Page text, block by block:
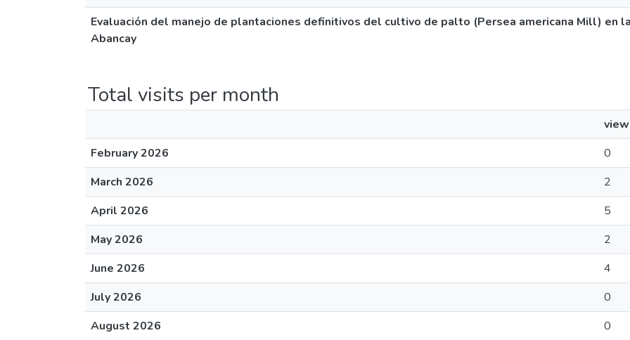
Evaluación del manejo de plantaciones definitivos del cultivo de palto (Persea americana Mill) en
Abancay
Total visits per month
February 2026
0
March 2026
2
April 2026
5
May 2026
2
June 2026
4
July 2026
0
August 2026
0